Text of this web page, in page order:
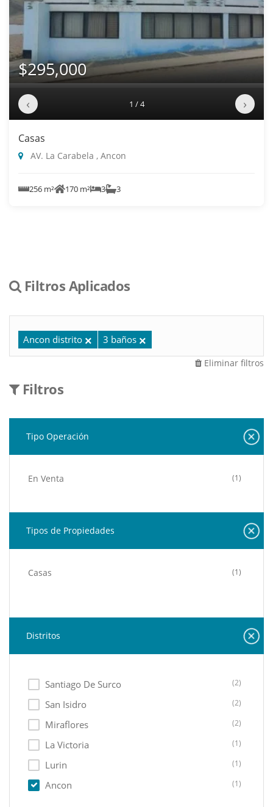
$295,000
‹ 1 / 4 ›
Casas
AV. La Carabela , Ancon
256 m² 170 m² 3 3
Filtros Aplicados
Ancon distrito 3 baños
Eliminar filtros
Filtros
Tipo Operación
En Venta (1)
Tipos de Propiedades
Casas (1)
Distritos
Santiago De Surco (2)
San Isidro (2)
Miraflores (2)
La Victoria (1)
Lurin (1)
Ancon (1)